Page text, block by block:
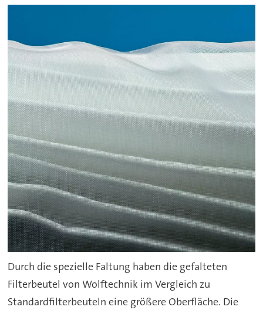
Durch die spezielle Faltung haben die gefalteten
Filterbeutel von Wolftechnik im Vergleich zu
Standardfilterbeuteln eine größere Oberfläche. Die